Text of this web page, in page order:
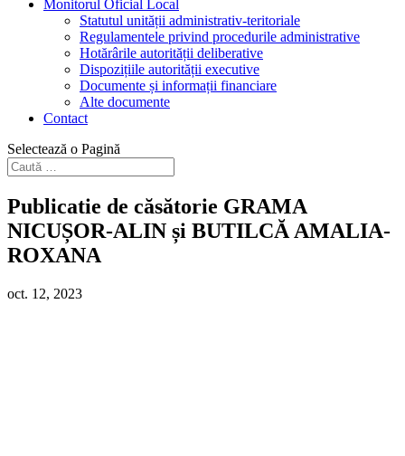
Monitorul Oficial Local
Statutul unității administrativ-teritoriale
Regulamentele privind procedurile administrative
Hotărârile autorității deliberative
Dispozițiile autorității executive
Documente și informații financiare
Alte documente
Contact
Selectează o Pagină
Publicatie de căsătorie GRAMA
NICUȘOR-ALIN și BUTILCĂ AMALIA-
ROXANA
oct. 12, 2023